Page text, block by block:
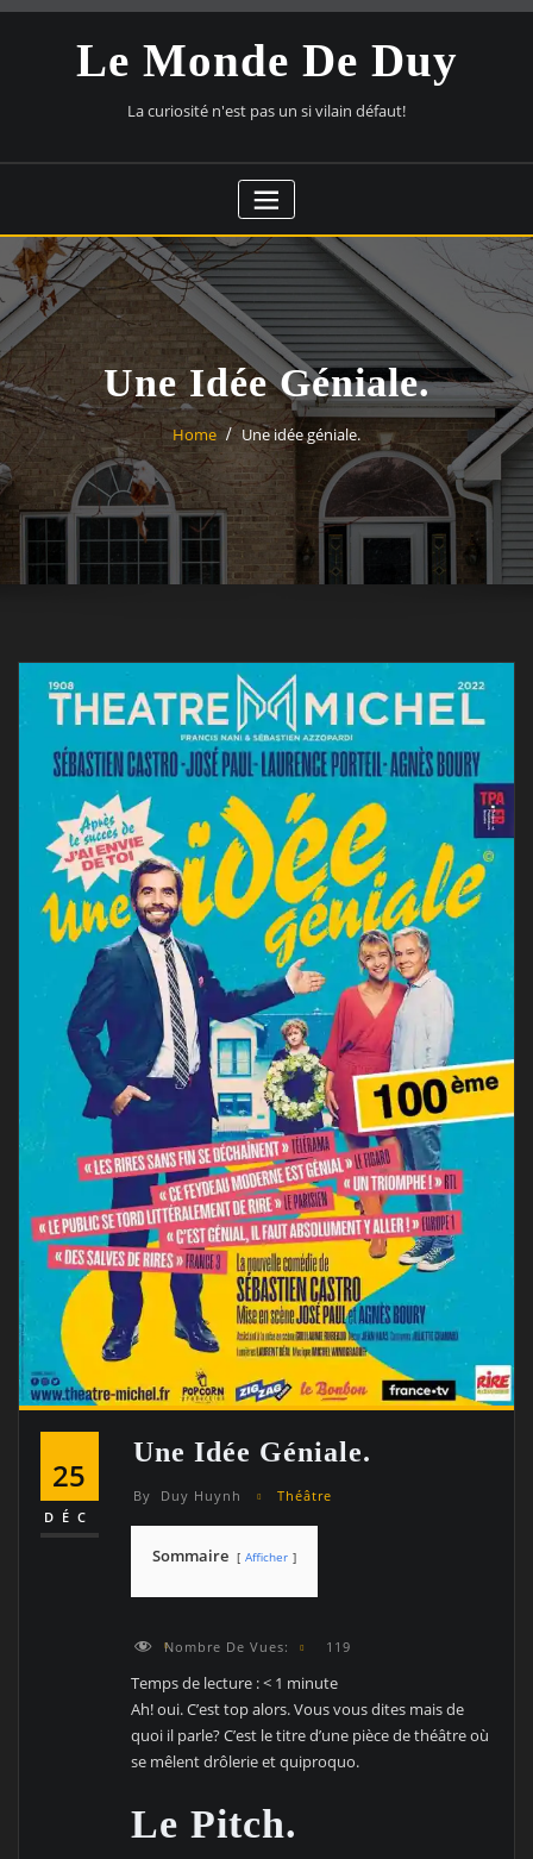
Skip
Le Monde De Duy
La curiosité n'est pas un si vilain défaut!
Une Idée Géniale.
Home Une idée géniale.
25
DÉC
Une Idée Géniale.
By Duy Huynh Théâtre
Sommaire Afficher
Nombre De Vues: 119
Temps de lecture :< 1 minute
Ah! oui. C’est top alors. Vous vous dites mais de
quoi il parle? C’est le titre d’une pièce de théâtre où
se mêlent drôlerie et quiproquo.
Le Pitch.